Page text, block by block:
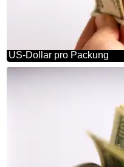
US-Dollar pro Packung